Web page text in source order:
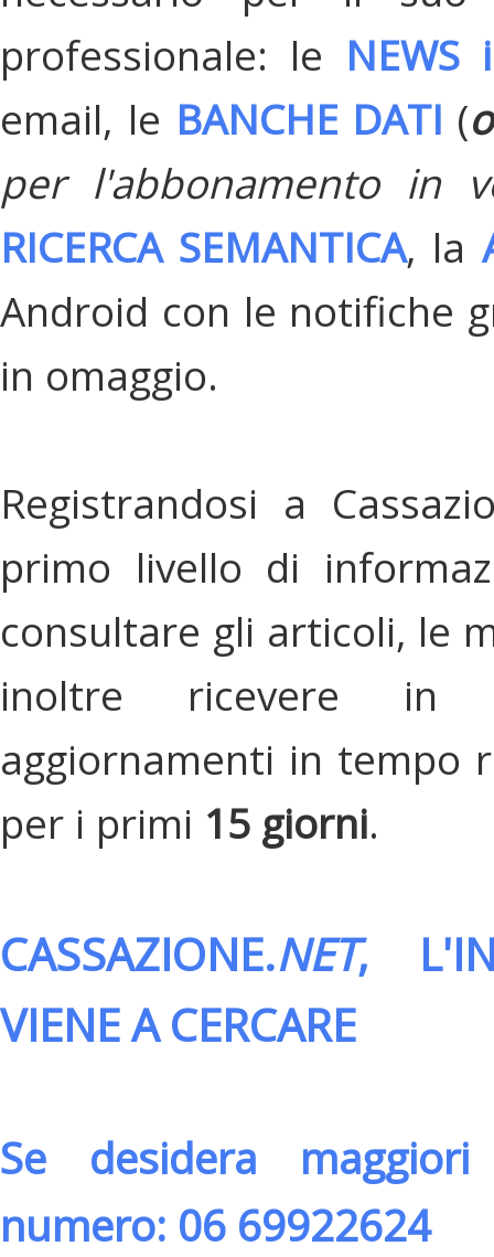
professionale: le
email, le BANCHE DATI (
per l'abbonamento in
RICERCA SEMANTICA, la
Android con le notifiche
in omaggio.
Registrandosi a
primo livello di
consultare gli articoli, le
inoltre ricevere in
aggiornamenti in tempo
per i primi 15 giorni.
CASSAZIONE.NET,
VIENE A CERCARE
Se desidera
numero: 06 69922624